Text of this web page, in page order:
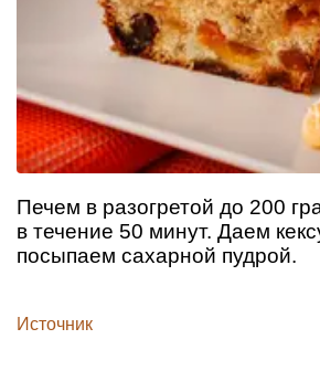
Печем в разогретой до 200
в течение 50 минут. Даем
посыпаем сахарной пудрой.
Источник